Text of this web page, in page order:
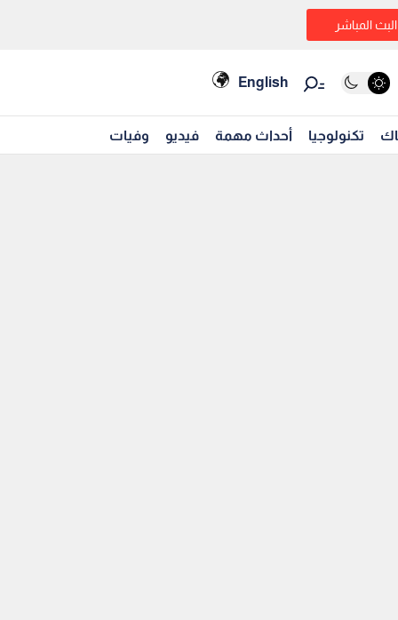
البث المباشر
English
تكنولوجيا أحداث مهمة فيديو وفيات